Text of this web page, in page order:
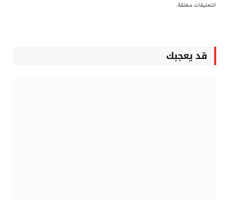
التعليقات مغلقة.
قد يعجبك